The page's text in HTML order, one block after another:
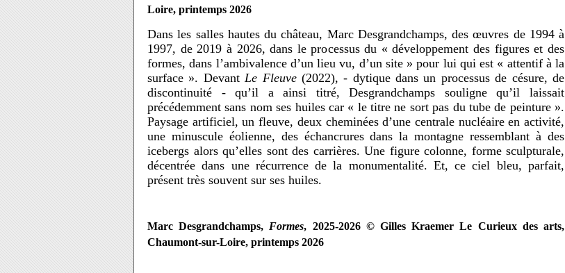
Loire, printemps 2026
Dans les salles hautes du château, Marc Desgrandchamps, des œuvres de 1994 à
1997, de 2019 à 2026, dans le processus du « développement des figures et des
formes, dans l’ambivalence d’un lieu vu, d’un site » pour lui qui est « attentif à la
surface ». DevantLe Fleuve(2022), - dytique dans un processus de césure, de
discontinuité - qu’il a ainsi titré, Desgrandchamps souligne qu’il laissait
précédemment sans nom ses huiles car « le titre ne sort pas du tube de peinture ».
Paysage artificiel, un fleuve, deux cheminées d’une centrale nucléaire en activité,
une minuscule éolienne, des échancrures dans la montagne ressemblant à des
icebergs alors qu’elles sont des carrières. Une figure colonne, forme sculpturale,
décentrée dans une récurrence de la monumentalité. Et, ce ciel bleu, parfait,
présent très souvent sur ses huiles.
Marc Desgrandchamps, Formes, 2025-2026 © Gilles Kraemer Le Curieux des arts,
Chaumont-sur-Loire, printemps 2026